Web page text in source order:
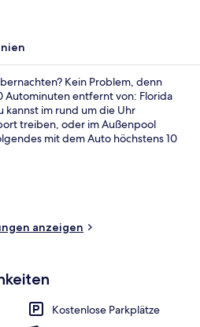
Kein Problem, denn
Autominuten entfernt von: Florida
kannst im rund um die Uhr
treiben, oder im Außenpool
mit dem Auto höchstens 10
gefallen das hilfsbereite
anzeigen
Kostenlose Parkplätze